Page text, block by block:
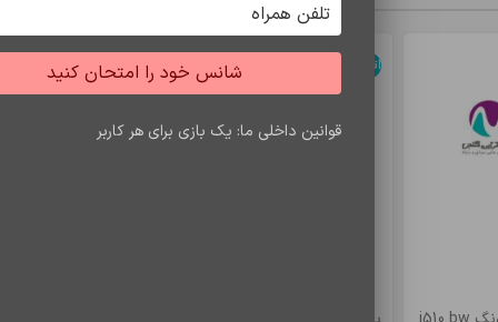
خود را در صورت عدم نیاز به میزان معمول تغییر
از شارژر های بی کفیت مهم ترین عوامل
اتمام موجودی اتمام موجودیشانس خود را امتحان کنید
قوانین داخلی ما: یک بازی برای هر کاربر